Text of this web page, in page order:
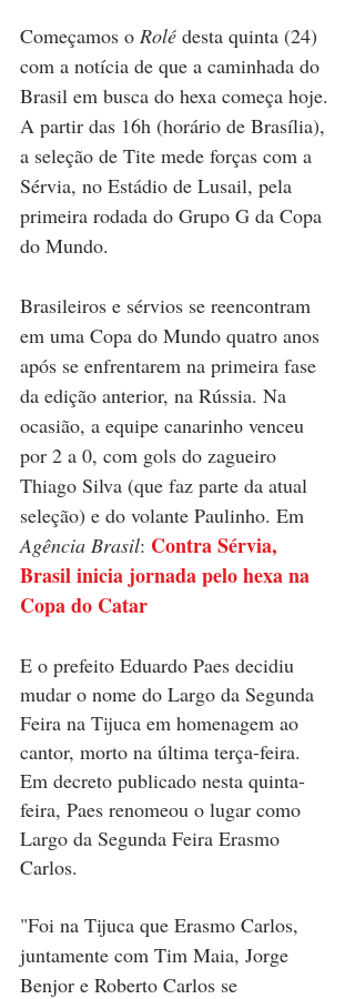
Começamos o Rolé desta quinta (24)
com a notícia de que a caminhada do
Brasil em busca do hexa começa hoje.
A partir das 16h (horário de Brasília),
a seleção de Tite mede forças com a
Sérvia, no Estádio de Lusail, pela
primeira rodada do Grupo G da Copa
do Mundo.
Brasileiros e sérvios se reencontram
em uma Copa do Mundo quatro anos
após se enfrentarem na primeira fase
da edição anterior, na Rússia. Na
ocasião, a equipe canarinho venceu
por 2 a 0, com gols do zagueiro
Thiago Silva (que faz parte da atual
seleção) e do volante Paulinho. Em
Agência Brasil: Contra Sérvia,
Brasil inicia jornada pelo hexa na
Copa do Catar
E o prefeito Eduardo Paes decidiu
mudar o nome do Largo da Segunda
Feira na Tijuca em homenagem ao
cantor, morto na última terça-feira.
Em decreto publicado nesta quinta-
feira, Paes renomeou o lugar como
Largo da Segunda Feira Erasmo
Carlos.
"Foi na Tijuca que Erasmo Carlos,
juntamente com Tim Maia, Jorge
Benjor e Roberto Carlos se